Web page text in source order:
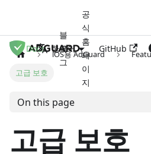
Docs
블
로
그
공
식
홈
페
이
지
한국어 GitHub
iOS용 AdGuard
고급 보호
On this page
고급 보호